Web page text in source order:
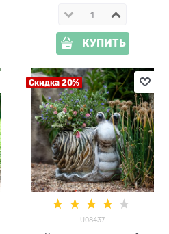
КУПИТЬ
Скидка 20%
U08437